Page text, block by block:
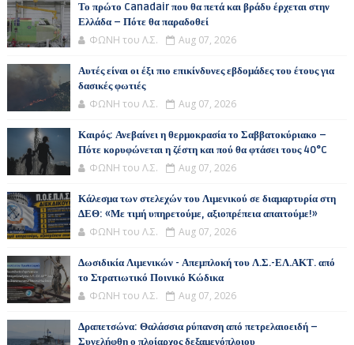
Το πρώτο Canadair που θα πετά και βράδυ έρχεται στην
Ελλάδα – Πότε θα παραδοθεί
ΦΩΝΗ του Λ.Σ. Aug 07, 2026
Αυτές είναι οι έξι πιο επικίνδυνες εβδομάδες του έτους για
δασικές φωτιές
ΦΩΝΗ του Λ.Σ. Aug 07, 2026
Καιρός: Ανεβαίνει η θερμοκρασία το Σαββατοκύριακο –
Πότε κορυφώνεται η ζέστη και πού θα φτάσει τους 40°C
ΦΩΝΗ του Λ.Σ. Aug 07, 2026
Κάλεσμα των στελεχών του Λιμενικού σε διαμαρτυρία στη
ΔΕΘ: «Με τιμή υπηρετούμε, αξιοπρέπεια απαιτούμε!»
ΦΩΝΗ του Λ.Σ. Aug 07, 2026
Δωσιδικία Λιμενικών - Απεμπλοκή του Λ.Σ.-ΕΛ.ΑΚΤ. από
το Στρατιωτικό Ποινικό Κώδικα
ΦΩΝΗ του Λ.Σ. Aug 07, 2026
Δραπετσώνα: Θαλάσσια ρύπανση από πετρελαιοειδή –
Συνελήφθη ο πλοίαρχος δεξαμενόπλοιου